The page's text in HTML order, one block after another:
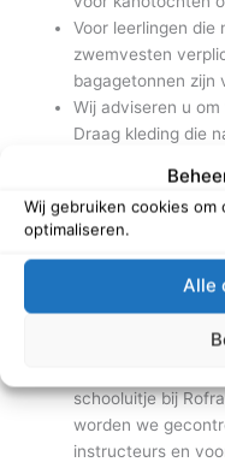
Wij gebruiken cookies
optimaliseren.
Alle
Voor leerlingen die
zwemvesten
bagagetonnen zijn
Wij adviseren u
Draag kleding die
anti-muggenspray
wij een briltouwtje.
bewaring worden
De lange tocht
voor leerlingen
dagprogramma
schooluitje bij
worden we
instructeurs en